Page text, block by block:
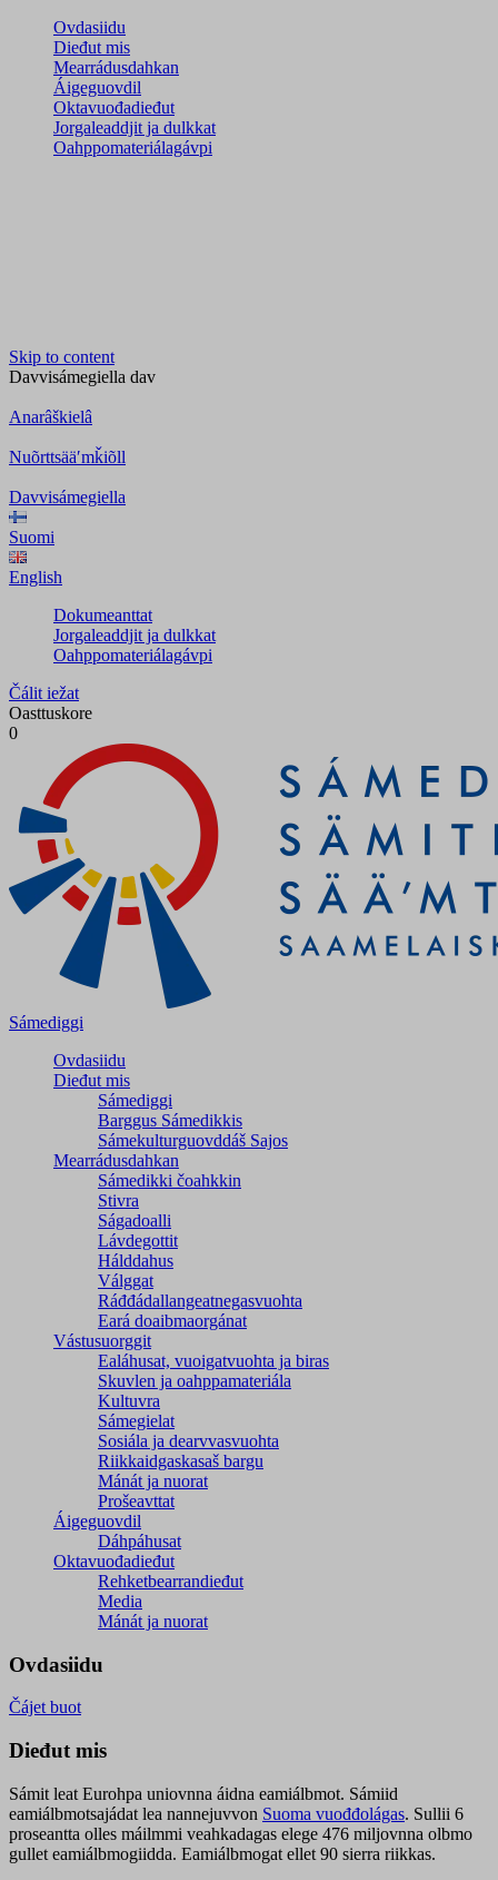
Ovdasiidu
Dieđut mis
Mearrádusdahkan
Áigeguovdil
Oktavuođadieđut
Jorgaleaddjit ja dulkkat
Oahppomateriálagávpi
Skip to content
Davvisámegiella dav
Anarâškielâ
Nuõrttsääʹmǩiõll
Davvisámegiella
Suomi
English
Dokumeanttat
Jorgaleaddjit ja dulkkat
Oahppomateriálagávpi
Čálit iežat
Oasttuskore
0
Sámediggi
Ovdasiidu
Dieđut mis
Sámediggi
Barggus Sámedikkis
Sámekulturguovddáš Sajos
Mearrádusdahkan
Sámedikki čoahkkin
Stivra
Ságadoalli
Lávdegottit
Hálddahus
Válggat
Ráđđádallangeatnegas­vuohta
Eará doaibmaorgánat
Vástusuorggit
Ealáhusat, vuoigatvuohta ja biras
Skuvlen ja oahppamateriála
Kultuvra
Sámegielat
Sosiála ja dearvvasvuohta
Riikkaidgaskasaš bargu
Mánát ja nuorat
Prošeavttat
Áigeguovdil
Dáhpáhusat
Oktavuođadieđut
Rehketbearrandieđut
Media
Mánát ja nuorat
Ovdasiidu
Čájet buot
Dieđut mis
Sámit leat Eurohpa uniovnna áidna eamiálbmot. Sámiid
eamiálbmotsajádat lea nannejuvvon Suoma vuođđolágas. Sullii 6
proseantta olles máilmmi veahkadagas elege 476 miljovnna olbmo
gullet eamiálbmogiidda. Eamiálbmogat ellet 90 sierra riikkas.